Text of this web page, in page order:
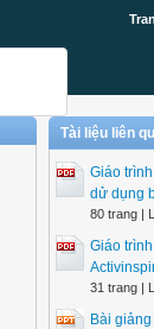
Tài liệu liên
Giáo
dử dụng
80 trang |
Giáo
31 trang |
Bài